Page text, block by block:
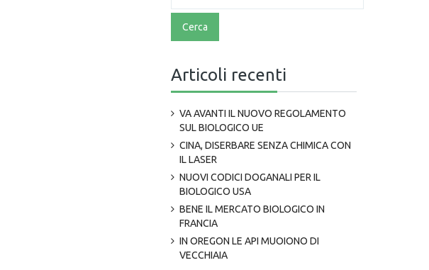
Articoli recenti
VA AVANTI IL NUOVO REGOLAMENTO
SUL BIOLOGICO UE
CINA, DISERBARE SENZA CHIMICA CON
IL LASER
NUOVI CODICI DOGANALI PER IL
BIOLOGICO USA
BENE IL MERCATO BIOLOGICO IN
FRANCIA
IN OREGON LE API MUOIONO DI
VECCHIAIA